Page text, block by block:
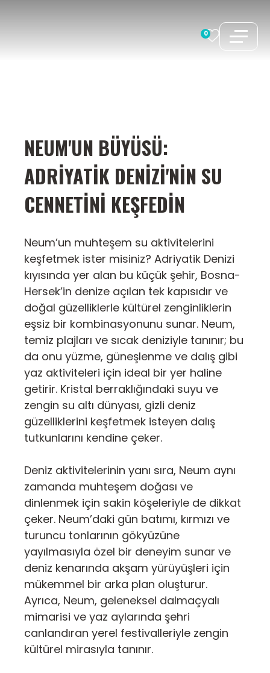
0
NEUM'UN BÜYÜSÜ:
ADRIYATIK DENIZI'NIN SU
CENNETINI KEŞFEDIN
Neum’un muhteşem su aktivitelerini
keşfetmek ister misiniz? Adriyatik Denizi
kıyısında yer alan bu küçük şehir, Bosna-
Hersek’in denize açılan tek kapısıdır ve
doğal güzelliklerle kültürel zenginliklerin
eşsiz bir kombinasyonunu sunar. Neum,
temiz plajları ve sıcak deniziyle tanınır; bu
da onu yüzme, güneşlenme ve dalış gibi
yaz aktiviteleri için ideal bir yer haline
getirir. Kristal berraklığındaki suyu ve
zengin su altı dünyası, gizli deniz
güzelliklerini keşfetmek isteyen dalış
tutkunlarını kendine çeker.
Deniz aktivitelerinin yanı sıra, Neum aynı
zamanda muhteşem doğası ve
dinlenmek için sakin köşeleriyle de dikkat
çeker. Neum’daki gün batımı, kırmızı ve
turuncu tonlarının gökyüzüne
yayılmasıyla özel bir deneyim sunar ve
deniz kenarında akşam yürüyüşleri için
mükemmel bir arka plan oluşturur.
Ayrıca, Neum, geleneksel dalmaçyalı
mimarisi ve yaz aylarında şehri
canlandıran yerel festivalleriyle zengin
kültürel mirasıyla tanınır.